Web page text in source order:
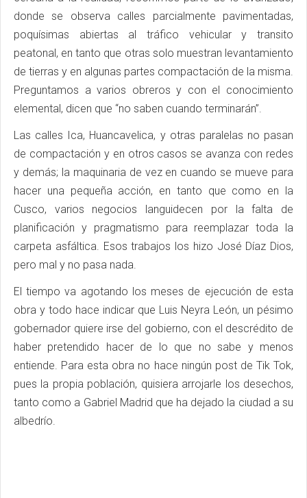
donde se observa calles parcialmente pavimentadas,
poquísimas abiertas al tráfico vehicular y transito
peatonal, en tanto que otras solo muestran levantamiento
de tierras y en algunas partes compactación de la misma.
Preguntamos a varios obreros y con el conocimiento
elemental, dicen que “no saben cuando terminarán”.
Las calles Ica, Huancavelica, y otras paralelas no pasan
de compactación y en otros casos se avanza con redes
y demás; la maquinaria de vez en cuando se mueve para
hacer una pequeña acción, en tanto que como en la
Cusco, varios negocios languidecen por la falta de
planificación y pragmatismo para reemplazar toda la
carpeta asfáltica. Esos trabajos los hizo José Díaz Dios,
pero mal y no pasa nada.
El tiempo va agotando los meses de ejecución de esta
obra y todo hace indicar que Luis Neyra León, un pésimo
gobernador quiere irse del gobierno, con el descrédito de
haber pretendido hacer de lo que no sabe y menos
entiende. Para esta obra no hace ningún post de Tik Tok,
pues la propia población, quisiera arrojarle los desechos,
tanto como a Gabriel Madrid que ha dejado la ciudad a su
albedrío.